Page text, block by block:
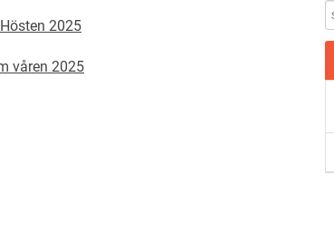
2025
våren 2025